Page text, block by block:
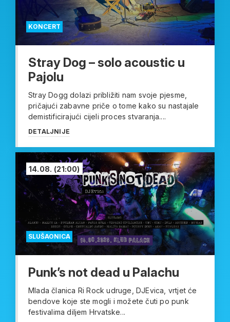
KONCERT
Stray Dog – solo acoustic u
Pajolu
Stray Dogg dolazi približiti nam svoje pjesme,
pričajući zabavne priče o tome kako su nastajale
demistificirajući cijeli proces stvaranja....
DETALJNIJE
SLUŠAONICA
14.08. (21:00)
Punk’s not dead u Palachu
Mlada članica Ri Rock udruge, DJEvica, vrtjet će
bendove koje ste mogli i možete čuti po punk
festivalima diljem Hrvatske...